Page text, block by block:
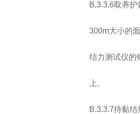
B,3.3,6取养
300m大小的
结力测试仪的
上。
B.3.3.7待黏